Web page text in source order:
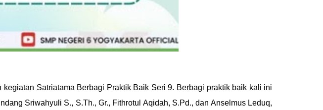
Satriatama Berbagi Praktik Baik Seri 9. Berbagi praktik baik kali ini
Sriwahyuli S., S.Th., Gr., Fithrotul Aqidah, S.Pd., dan Anselmus Leduq,